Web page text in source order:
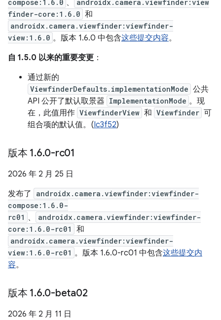
compose:1.6.0 、
androidx.camera.viewfinder:view
finder-core:1.6.0 和
androidx.camera.viewfinder:viewfinder-
view:1.6.0 。版本 1.6.0 中包含这些提交内容。
自 1.5.0 以来的重要变更 ：
通过新的
ViewfinderDefaults.implementationMode 公共
API 公开了默认取景器 ImplementationMode 。现
在，此值用作 ViewfinderView 和 Viewfinder 可
组合项的默认值。(Ic3f52)
版本 1.6.0-rc01
2026 年 2 月 25 日
发布了
androidx.camera.viewfinder:viewfinder-
compose:1.6.0-
rc01 、
androidx.camera.viewfinder:viewfinder-
core:1.6.0-rc01
和
androidx.camera.viewfinder:viewfinder-
view:1.6.0-rc01 。版本 1.6.0-rc01 中包含这些提交内
容。
版本 1.6.0-beta02
2026 年 2 月 11 日